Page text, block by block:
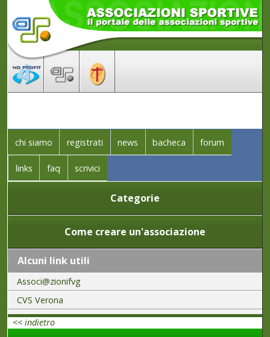
chi siamo registrati news bacheca forum
links faq scrivici
Categorie
Come creare un'associazione
Alcuni link utili
Associ@zionifvg
CVS Verona
<< indietro